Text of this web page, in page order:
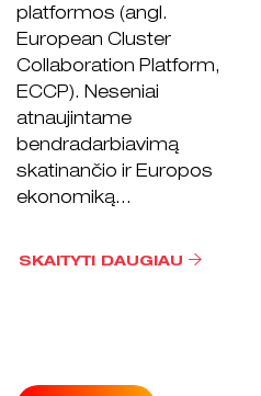
platformos (angl.
European Cluster
Collaboration Platform,
ECCP). Neseniai
atnaujintame
bendradarbiavimą
skatinančio ir Europos
ekonomiką...
SKAITYTI DAUGIAU